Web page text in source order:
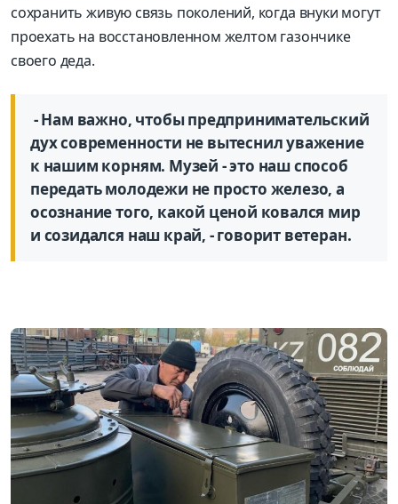
сохранить живую связь поколений, когда внуки могут
проехать на восстановленном желтом газончике
своего деда.
- Нам важно, чтобы предпринимательский
дух современности не вытеснил уважение
к нашим корням. Музей - это наш способ
передать молодежи не просто железо, а
осознание того, какой ценой ковался мир
и созидался наш край, - говорит ветеран.